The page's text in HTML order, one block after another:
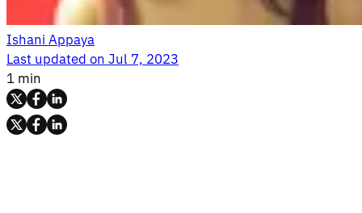
Ishani Appaya
Last updated onJul 7, 2023
1 min